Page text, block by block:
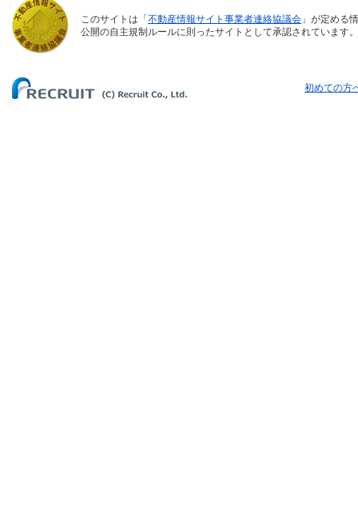
このサイトは「 不動産情報サイト事業者連絡協議会 」が定める
公開の自主規制ルールに則ったサイトとして承認されています。
初めての方